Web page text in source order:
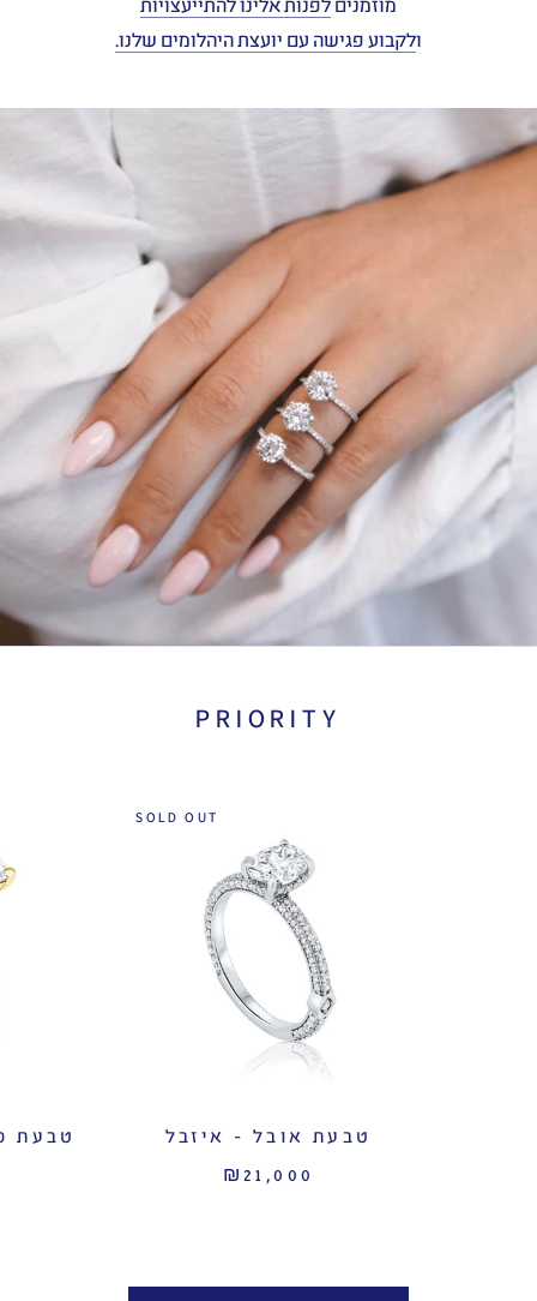
מוזמנים לפנות אלינו להתייעצויות
ולקבוע פגישה עם יועצת היהלומים שלנו.
PRIORITY
SOLD OUT
טבעת אובל - איזבל
₪21,000